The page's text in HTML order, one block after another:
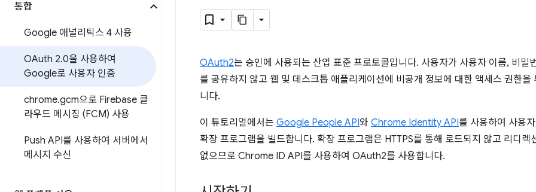
통합
Google 애널리틱스 4 사용
OAuth 2.0을 사용하여
Google로 사용자 인증
chrome.gcm으로 Firebase 클
라우드 메시징 (FCM) 사용
Push API를 사용하여 서버에서
메시지 수신
OAuth2는 승인에 사용되는 산업 표준 프로토콜입니다. 사용자가 사용자 이름, 비밀
를 공유하지 않고 웹 및 데스크톱 애플리케이션에 비공개 정보에 대한 액세스 권한
니다.
이 튜토리얼에서는 Google People API와 Chrome Identity API를 사용하여 사용
확장 프로그램을 빌드합니다. 확장 프로그램은 HTTPS를 통해 로드되지 않고 리디
없으므로 Chrome ID API를 사용하여 OAuth2를 사용합니다.